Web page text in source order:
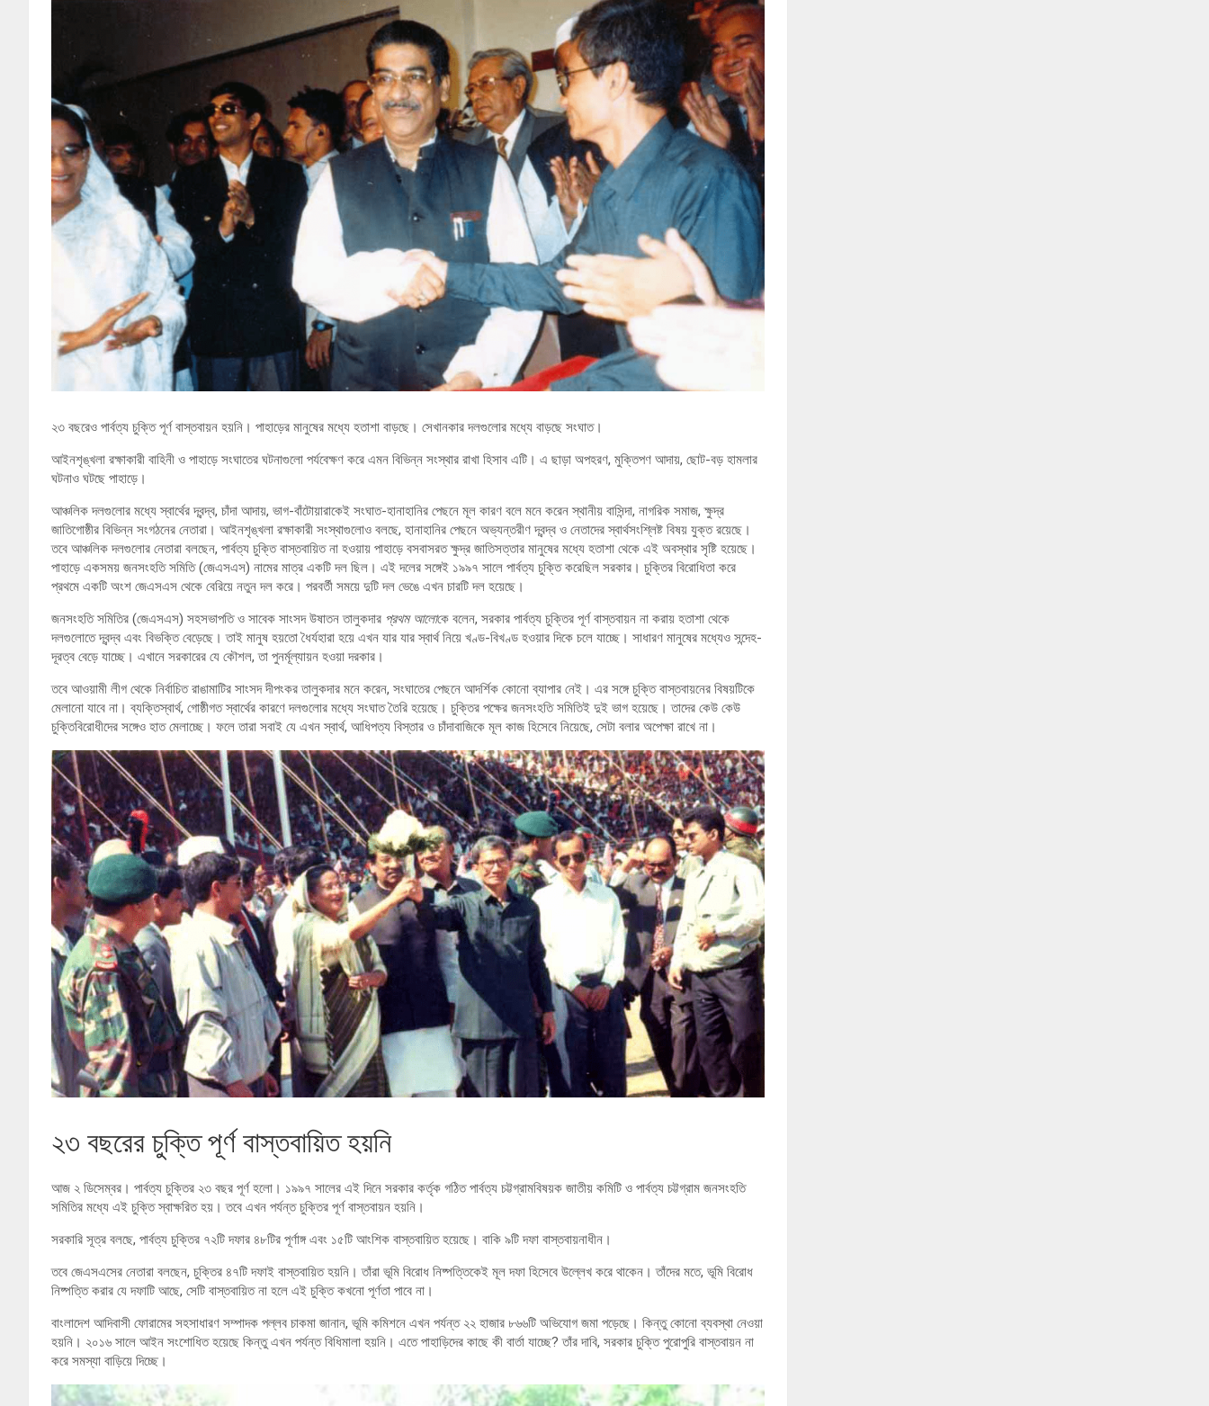
২৩ বছরেও পার্বত্য চুক্তি পূর্ণ বাস্তবায়ন হয়নি। পাহাড়ের মানুষের মধ্যে হতাশা বাড়ছে। সেখানকার দলগুলোর মধ্যে বাড়ছে সংঘাত।
আইনশৃঙ্খলা রক্ষাকারী বাহিনী ও পাহাড়ে সংঘাতের ঘটনাগুলো পর্যবেক্ষণ করে এমন বিভিন্ন সংস্থার রাখা হিসাব এটি। এ ছাড়া অপহরণ, মুক্তিপণ আদায়, ছোট-বড় হামলার
ঘটনাও ঘটছে পাহাড়ে।
আঞ্চলিক দলগুলোর মধ্যে স্বার্থের দ্বন্দ্ব, চাঁদা আদায়, ভাগ-বাঁটোয়ারাকেই সংঘাত-হানাহানির পেছনে মূল কারণ বলে মনে করেন স্থানীয় বাসিন্দা, নাগরিক সমাজ, ক্ষুদ্র
জাতিগোষ্ঠীর বিভিন্ন সংগঠনের নেতারা। আইনশৃঙ্খলা রক্ষাকারী সংস্থাগুলোও বলছে, হানাহানির পেছনে অভ্যন্তরীণ দ্বন্দ্ব ও নেতাদের স্বার্থসংশ্লিষ্ট বিষয় যুক্ত রয়েছে।
তবে আঞ্চলিক দলগুলোর নেতারা বলছেন, পার্বত্য চুক্তি বাস্তবায়িত না হওয়ায় পাহাড়ে বসবাসরত ক্ষুদ্র জাতিসত্তার মানুষের মধ্যে হতাশা থেকে এই অবস্থার সৃষ্টি হয়েছে।
পাহাড়ে একসময় জনসংহতি সমিতি (জেএসএস) নামের মাত্র একটি দল ছিল। এই দলের সঙ্গেই ১৯৯৭ সালে পার্বত্য চুক্তি করেছিল সরকার। চুক্তির বিরোধিতা করে
প্রথমে একটি অংশ জেএসএস থেকে বেরিয়ে নতুন দল করে। পরবর্তী সময়ে দুটি দল ভেঙে এখন চারটি দল হয়েছে।
জনসংহতি সমিতির (জেএসএস) সহসভাপতি ও সাবেক সাংসদ উষাতন তালুকদার প্রথম আলোকে বলেন, সরকার পার্বত্য চুক্তির পূর্ণ বাস্তবায়ন না করায় হতাশা থেকে
দলগুলোতে দ্বন্দ্ব এবং বিভক্তি বেড়েছে। তাই মানুষ হয়তো ধৈর্যহারা হয়ে এখন যার যার স্বার্থ নিয়ে খণ্ড-বিখণ্ড হওয়ার দিকে চলে যাচ্ছে। সাধারণ মানুষের মধ্যেও সন্দেহ-
দূরত্ব বেড়ে যাচ্ছে। এখানে সরকারের যে কৌশল, তা পুনর্মূল্যায়ন হওয়া দরকার।
তবে আওয়ামী লীগ থেকে নির্বাচিত রাঙামাটির সাংসদ দীপংকর তালুকদার মনে করেন, সংঘাতের পেছনে আদর্শিক কোনো ব্যাপার নেই। এর সঙ্গে চুক্তি বাস্তবায়নের বিষয়টিকে
মেলানো যাবে না। ব্যক্তিস্বার্থ, গোষ্ঠীগত স্বার্থের কারণে দলগুলোর মধ্যে সংঘাত তৈরি হয়েছে। চুক্তির পক্ষের জনসংহতি সমিতিই দুই ভাগ হয়েছে। তাদের কেউ কেউ
চুক্তিবিরোধীদের সঙ্গেও হাত মেলাচ্ছে। ফলে তারা সবাই যে এখন স্বার্থ, আধিপত্য বিস্তার ও চাঁদাবাজিকে মূল কাজ হিসেবে নিয়েছে, সেটা বলার অপেক্ষা রাখে না।
২৩ বছরের চুক্তি পূর্ণ বাস্তবায়িত হয়নি
আজ ২ ডিসেম্বর। পার্বত্য চুক্তির ২৩ বছর পূর্ণ হলো। ১৯৯৭ সালের এই দিনে সরকার কর্তৃক গঠিত পার্বত্য চট্টগ্রামবিষয়ক জাতীয় কমিটি ও পার্বত্য চট্টগ্রাম জনসংহতি
সমিতির মধ্যে এই চুক্তি স্বাক্ষরিত হয়। তবে এখন পর্যন্ত চুক্তির পূর্ণ বাস্তবায়ন হয়নি।
সরকারি সূত্র বলছে, পার্বত্য চুক্তির ৭২টি দফার ৪৮টির পূর্ণাঙ্গ এবং ১৫টি আংশিক বাস্তবায়িত হয়েছে। বাকি ৯টি দফা বাস্তবায়নাধীন।
তবে জেএসএসের নেতারা বলছেন, চুক্তির ৪৭টি দফাই বাস্তবায়িত হয়নি। তাঁরা ভূমি বিরোধ নিষ্পত্তিকেই মূল দফা হিসেবে উল্লেখ করে থাকেন। তাঁদের মতে, ভূমি বিরোধ
নিষ্পত্তি করার যে দফাটি আছে, সেটি বাস্তবায়িত না হলে এই চুক্তি কখনো পূর্ণতা পাবে না।
বাংলাদেশ আদিবাসী ফোরামের সহসাধারণ সম্পাদক পল্লব চাকমা জানান, ভূমি কমিশনে এখন পর্যন্ত ২২ হাজার ৮৬৬টি অভিযোগ জমা পড়েছে। কিন্তু কোনো ব্যবস্থা নেওয়া
হয়নি। ২০১৬ সালে আইন সংশোধিত হয়েছে কিন্তু এখন পর্যন্ত বিধিমালা হয়নি। এতে পাহাড়িদের কাছে কী বার্তা যাচ্ছে? তাঁর দাবি, সরকার চুক্তি পুরোপুরি বাস্তবায়ন না
করে সমস্যা বাড়িয়ে দিচ্ছে।